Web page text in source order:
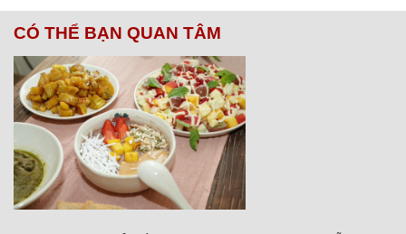
CÓ THỂ BẠN QUAN TÂM